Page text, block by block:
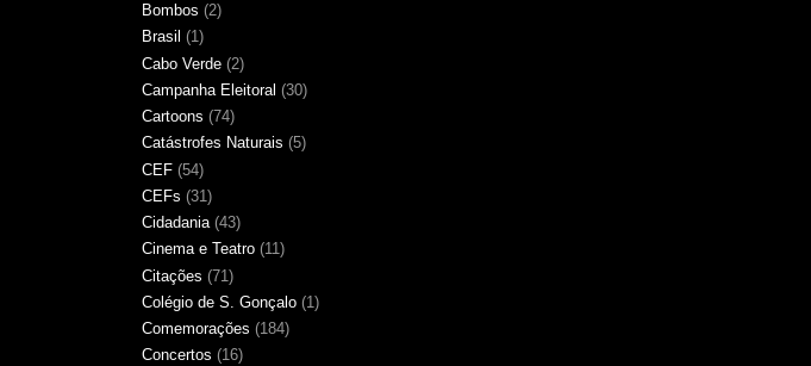
Bombos (2)
Brasil (1)
Cabo Verde (2)
Campanha Eleitoral (30)
Cartoons (74)
Catástrofes Naturais (5)
CEF (54)
CEFs (31)
Cidadania (43)
Cinema e Teatro (11)
Citações (71)
Colégio de S. Gonçalo (1)
Comemorações (184)
Concertos (16)